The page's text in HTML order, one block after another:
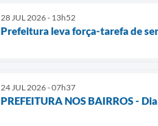
28 JUL 2026 - 13h52
Prefeitura leva força-tarefa de
24 JUL 2026 - 07h37
PREFEITURA NOS BAIRROS -